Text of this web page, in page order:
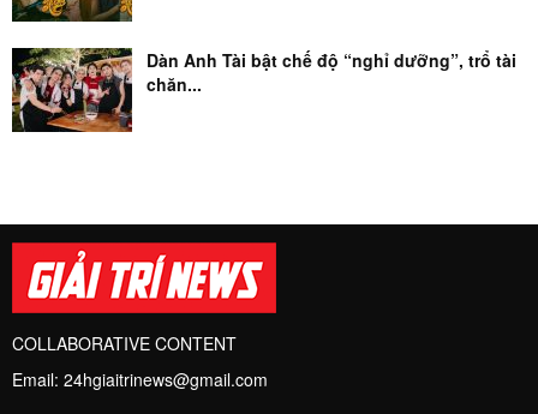
Dàn Anh Tài bật chế độ “nghỉ dưỡng”, trổ tài
chăn...
COLLABORATIVE CONTENT
Email: 24hgiaitrinews@gmail.com